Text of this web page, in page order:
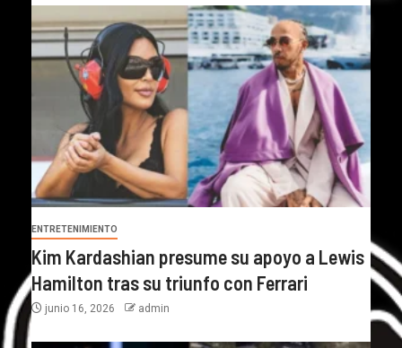
ENTRETENIMIENTO
Kim Kardashian presume su apoyo a Lewis
Hamilton tras su triunfo con Ferrari
junio 16, 2026 admin